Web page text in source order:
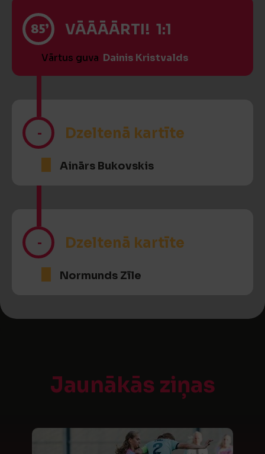
85’ VĀĀĀĀRTI! 1:1
Vārtus guva Dainis Kristvalds
- Dzeltenā kartīte
Ainārs Bukovskis
- Dzeltenā kartīte
Normunds Zīle
Jaunākās ziņas